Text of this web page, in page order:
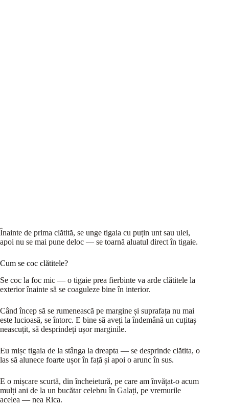
Înainte de prima clătită, se unge tigaia cu puțin unt sau ulei,
apoi nu se mai pune deloc — se toarnă aluatul direct în tigaie.
Cum se coc clătitele?
Se coc la foc mic — o tigaie prea fierbinte va arde clătitele la
exterior înainte să se coaguleze bine în interior.
Când încep să se rumenească pe margine și suprafața nu mai
este lucioasă, se întorc. E bine să aveți la îndemână un cuțitaș
neascuțit, să desprindeți ușor marginile.
Eu mișc tigaia de la stânga la dreapta — se desprinde clătita, o
las să alunece foarte ușor în față și apoi o arunc în sus.
E o mișcare scurtă, din încheietură, pe care am învățat-o acum
mulți ani de la un bucătar celebru în Galați, pe vremurile
acelea — nea Rica.